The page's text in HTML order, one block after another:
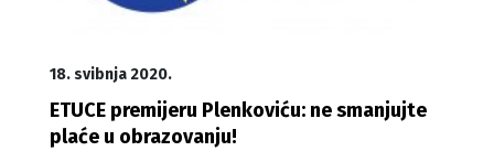
18. svibnja 2020.
ETUCE premijeru Plenkoviću: ne smanjujte
plaće u obrazovanju!